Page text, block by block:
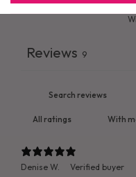
Reviews 9
With
Denise W.
Verified buyer